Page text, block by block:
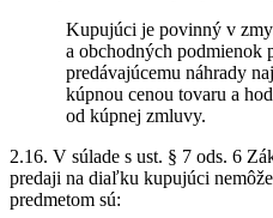
Kupujúci je povinný v
a obchodných podmienok
predávajúcemu náhrady
kúpnou cenou tovaru a
od kúpnej zmluvy.
2.16. V súlade s ust. § 7 ods. 6
predaji na diaľku kupujúci
predmetom sú: